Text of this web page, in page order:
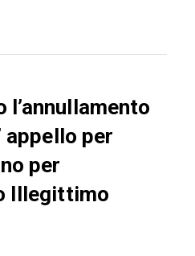
l’annullamento
appello per
per
Illegittimo